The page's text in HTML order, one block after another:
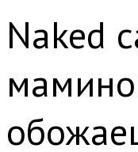
Naked